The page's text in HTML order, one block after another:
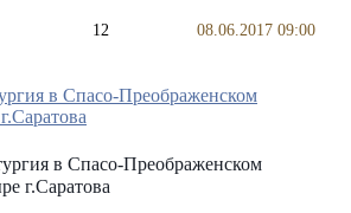
12 08.06.2017 09:00
в Спасо-Преображенском
г.Саратова